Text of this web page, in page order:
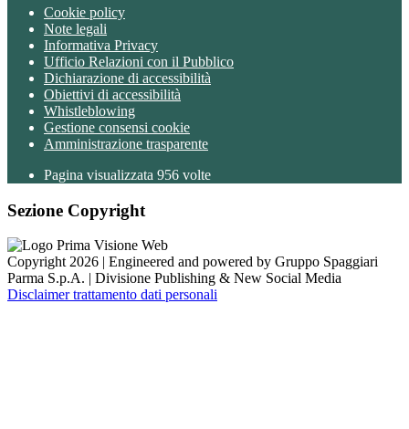
Cookie policy
Note legali
Informativa Privacy
Ufficio Relazioni con il Pubblico
Dichiarazione di accessibilità
Obiettivi di accessibilità
Whistleblowing
Gestione consensi cookie
Amministrazione trasparente
Pagina visualizzata 956 volte
Sezione Copyright
Copyright 2026 | Engineered and powered by Gruppo Spaggiari
Parma S.p.A. | Divisione Publishing & New Social Media
Disclaimer trattamento dati personali